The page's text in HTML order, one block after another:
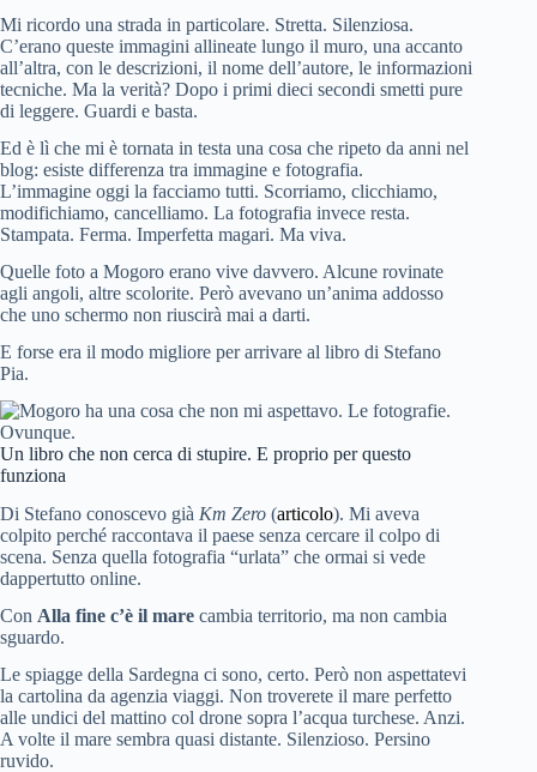
Mi ricordo una strada in particolare. Stretta. Silenziosa.
C’erano queste immagini allineate lungo il muro, una accanto
all’altra, con le descrizioni, il nome dell’autore, le informazioni
tecniche. Ma la verità? Dopo i primi dieci secondi smetti pure
di leggere. Guardi e basta.
Ed è lì che mi è tornata in testa una cosa che ripeto da anni nel
blog: esiste differenza tra immagine e fotografia.
L’immagine oggi la facciamo tutti. Scorriamo, clicchiamo,
modifichiamo, cancelliamo. La fotografia invece resta.
Stampata. Ferma. Imperfetta magari. Ma viva.
Quelle foto a Mogoro erano vive davvero. Alcune rovinate
agli angoli, altre scolorite. Però avevano un’anima addosso
che uno schermo non riuscirà mai a darti.
E forse era il modo migliore per arrivare al libro di Stefano
Pia.
Un libro che non cerca di stupire. E proprio per questo
funziona
Di Stefano conoscevo già Km Zero (articolo). Mi aveva
colpito perché raccontava il paese senza cercare il colpo di
scena. Senza quella fotografia “urlata” che ormai si vede
dappertutto online.
Con Alla fine c’è il mare cambia territorio, ma non cambia
sguardo.
Le spiagge della Sardegna ci sono, certo. Però non aspettatevi
la cartolina da agenzia viaggi. Non troverete il mare perfetto
alle undici del mattino col drone sopra l’acqua turchese. Anzi.
A volte il mare sembra quasi distante. Silenzioso. Persino
ruvido.